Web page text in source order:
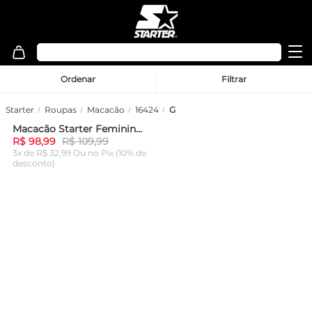
Ordenar Filtrar
Starter Roupas Macacão 16424 G
-10%Macacão Starter Feminino Com Abertura Nas Costas Mini Logo Preto
R$ 98,99 R$ 109,99
3x de R$ 32,99 Ou no Pix (10% de
desconto)